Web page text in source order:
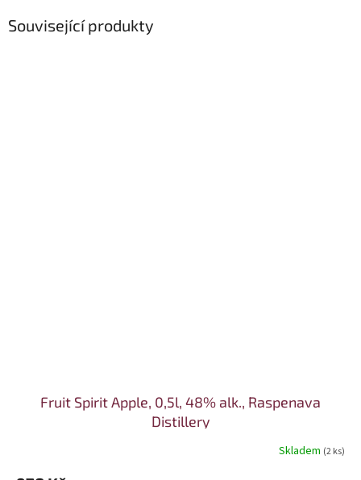
Související produkty
Fruit Spirit Apple, 0,5l, 48% alk., Raspenava
Distillery
Skladem (2 ks)